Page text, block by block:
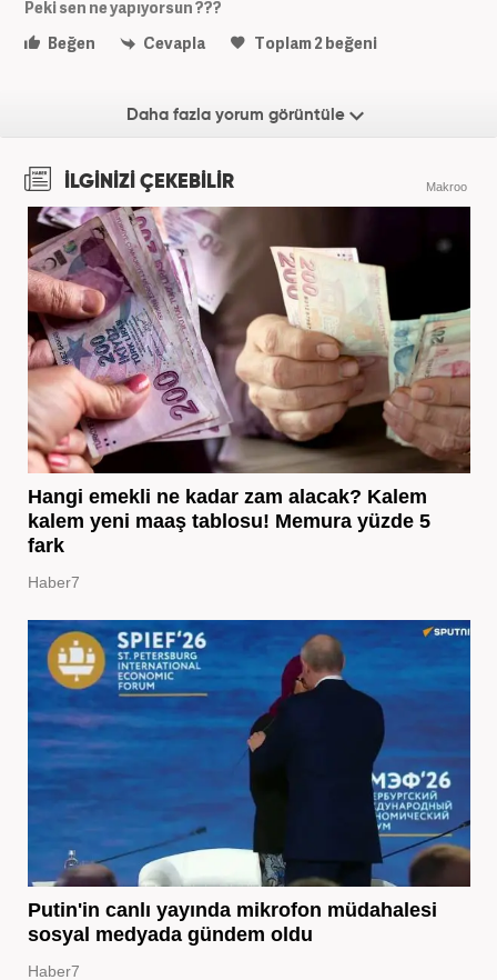
Peki sen ne yapıyorsun ???
Beğen
Cevapla Toplam2beğeni
Daha fazla yorum görüntüle
İLGİNİZİ ÇEKEBİLİR Makroo
Hangi emekli ne kadar zam alacak? Kalem
kalem yeni maaş tablosu! Memura yüzde 5
fark
Haber7
Putin'in canlı yayında mikrofon müdahalesi
sosyal medyada gündem oldu
Haber7